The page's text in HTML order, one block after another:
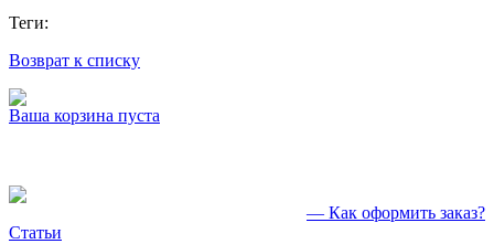
Теги:
Возврат к списку
Ваша корзина пуста
— Как оформить заказ?
Статьи